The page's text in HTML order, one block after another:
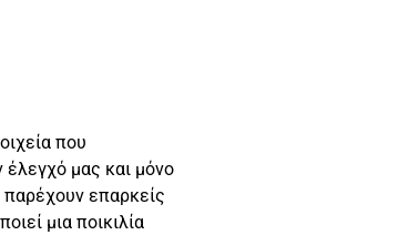
που
έλεγχό μας και μόνο
παρέχουν επαρκείς
μια ποικιλία